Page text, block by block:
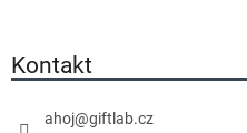
Kontakt
ahoj@giftlab.cz